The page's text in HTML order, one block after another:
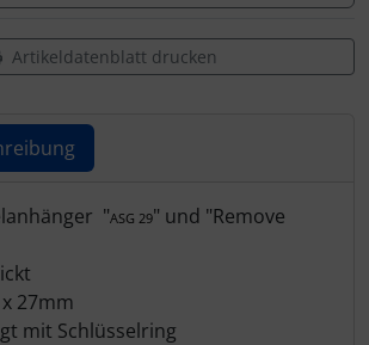
Artikeldatenblatt drucken
"ASG 29" und "Remove
27mm
mit Schlüsselring